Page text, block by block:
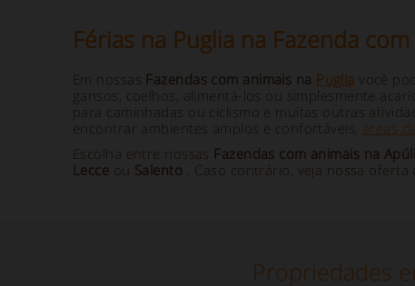
Férias na Puglia na Fazenda
Em nossas Fazendas com animais na Puglia você
gansos, coelhos, alimentá-los ou simplesmente
para caminhadas ou ciclismo e muitas outras
encontrar ambientes amplos e confortáveis, áreas
Escolha entre nossas Fazendas com animais na
Lecce ou Salento . Caso contrário, veja nossa oferta
Propriedades